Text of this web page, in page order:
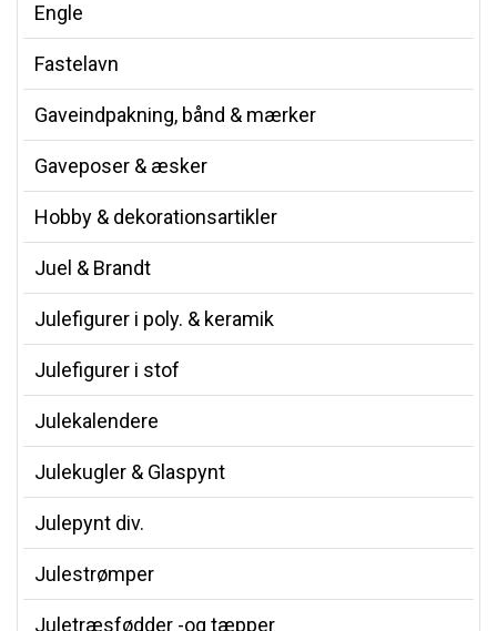
Engle
Fastelavn
Gaveindpakning, bånd & mærker
Gaveposer & æsker
Hobby & dekorationsartikler
Juel & Brandt
Julefigurer i poly. & keramik
Julefigurer i stof
Julekalendere
Julekugler & Glaspynt
Julepynt div.
Julestrømper
Juletræsfødder -og tæpper